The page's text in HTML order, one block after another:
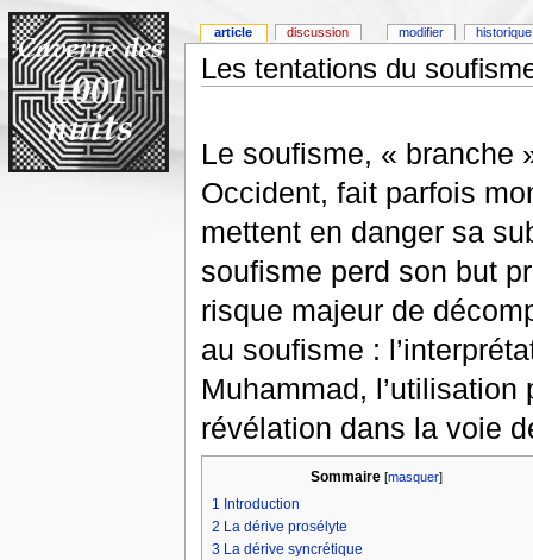
Les tentations du
Le soufisme, « branche
Occident, fait parfois
mettent en danger sa
soufisme perd son but
risque majeur de
au soufisme :
Muhammad,
révélation dans la voie
Sommaire [masquer]
1 Introduction
2 La dérive prosélyte
3 La dérive syncrétique
article discussion modifier historique